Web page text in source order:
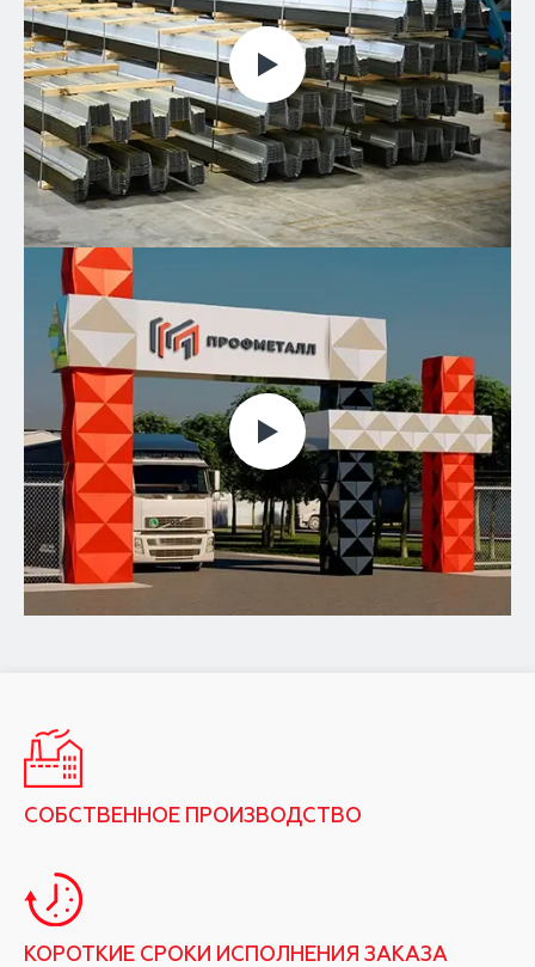
СОБСТВЕННОЕ ПРОИЗВОДСТВО
КОРОТКИЕ СРОКИ ИСПОЛНЕНИЯ ЗАКАЗА